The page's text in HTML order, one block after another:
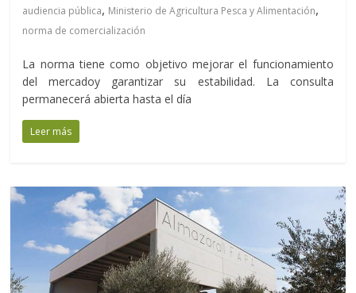
audiencia pública, Ministerio de Agricultura Pesca y Alimentación,
norma de comercialización
La norma tiene como objetivo mejorar el funcionamiento
del mercadoy garantizar su estabilidad. La consulta
permanecerá abierta hasta el día
Leer más